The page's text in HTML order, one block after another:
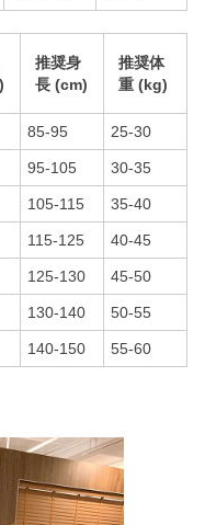
推奨身
長 (cm)
推奨体
重 (kg)
85-95 25-30
95-105 30-35
105-115 35-40
115-125 40-45
125-130 45-50
130-140 50-55
140-150 55-60